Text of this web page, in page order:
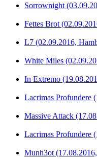
Sorrownight
Fettes Brot
L7 (02.09.2016,
White Miles
In Extremo
Lacrimas Profundere
Massive Attack
Lacrimas Profundere
Munh3ot